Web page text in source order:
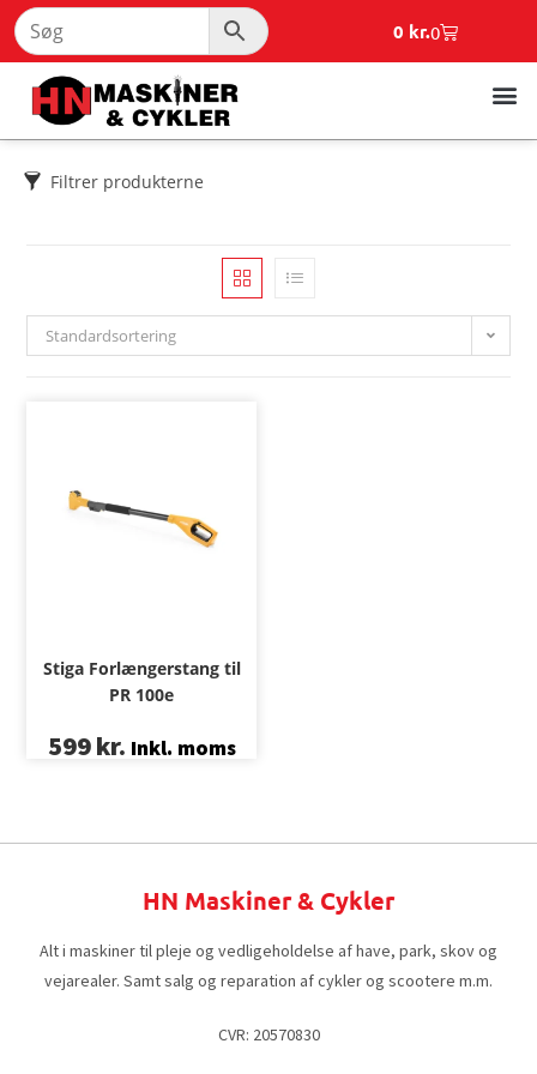
0 kr.0
Filtrer produkterne
Standardsortering
Stiga Forlængerstang til
PR 100e
599kr. Inkl. moms
HN Maskiner & Cykler
Alt i maskiner til pleje og vedligeholdelse af have, park, skov og
vejarealer. Samt salg og reparation af cykler og scootere m.m.
CVR: 20570830